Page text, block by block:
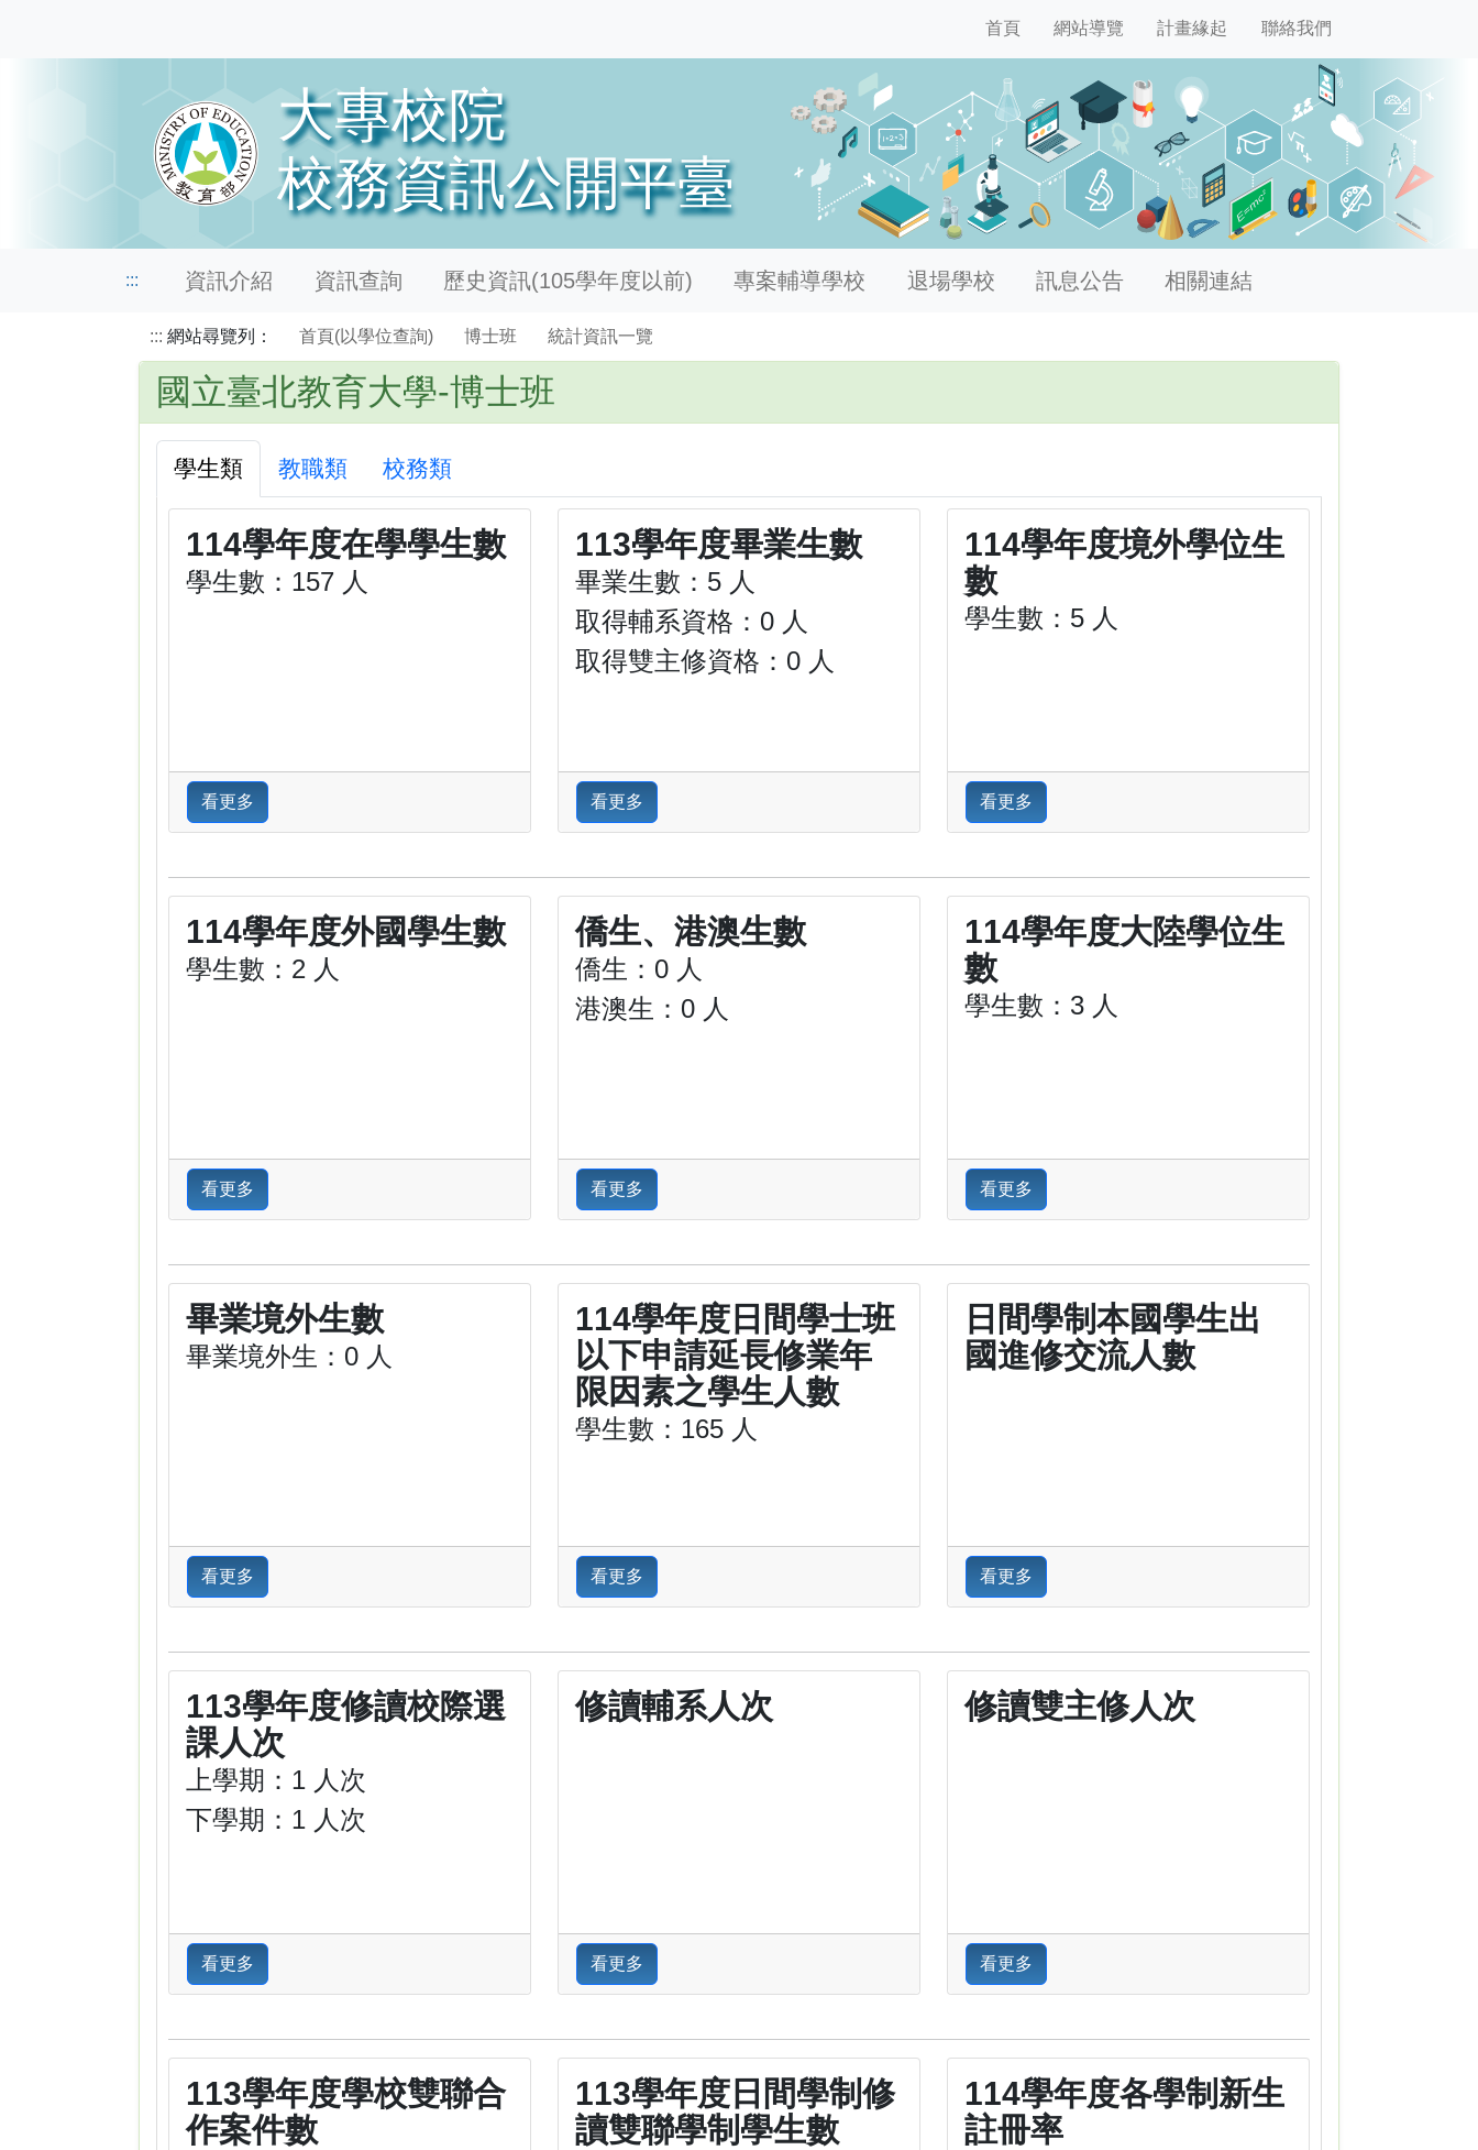
首頁 網站導覽 計畫緣起 聯絡我們
::: 資訊介紹 資訊查詢 歷史資訊(105學年度以前) 專案輔導學校 退場學校 訊息公告 相關連結
::: 網站尋覽列： 首頁(以學位查詢) 博士班 統計資訊一覽
國立臺北教育大學-博士班
學生類 教職類 校務類
114學年度在學學生數
學生數：157 人
看更多
113學年度畢業生數
畢業生數：5 人
取得輔系資格：0 人
取得雙主修資格：0 人
看更多
114學年度境外學位生
數
學生數：5 人
看更多
114學年度外國學生數
學生數：2 人
看更多
僑生、港澳生數
僑生：0 人
港澳生：0 人
看更多
114學年度大陸學位生
數
學生數：3 人
看更多
畢業境外生數
畢業境外生：0 人
看更多
114學年度日間學士班
以下申請延長修業年
限因素之學生人數
學生數：165 人
看更多
日間學制本國學生出
國進修交流人數
看更多
113學年度修讀校際選
課人次
上學期：1 人次
下學期：1 人次
看更多
修讀輔系人次
看更多
修讀雙主修人次
看更多
113學年度學校雙聯合
作案件數
113學年度日間學制修
讀雙聯學制學生數
114學年度各學制新生
註冊率